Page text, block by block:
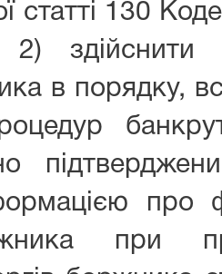
статті 130
2) здійснити
в порядку,
про
при